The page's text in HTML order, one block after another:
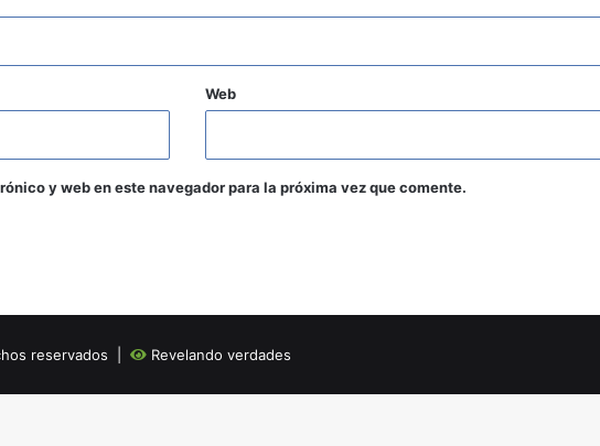
Web
y web en este navegador para la próxima vez que comente.
reservados | Revelando verdades